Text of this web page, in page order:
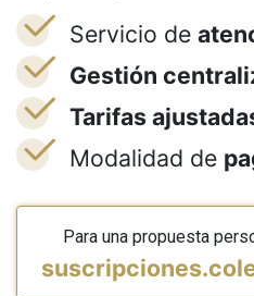
Servicio de
Gestión
Tarifas
Modalidad de
Para una propuesta